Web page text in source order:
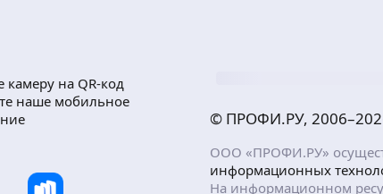
камеру на QR-код
наше мобильное
© ПРОФИ.РУ, 2006–
ООО «ПРОФИ.РУ»
информационных
На информационном